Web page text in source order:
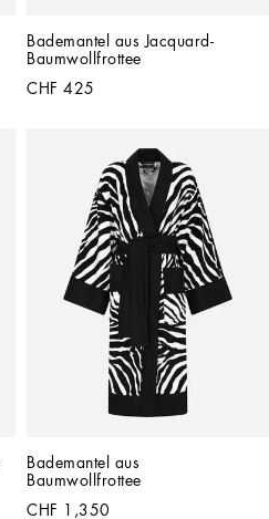
Bademantel aus Jacquard-
Baumwollfrottee
CHF 425
Bademantel aus
Baumwollfrottee
CHF 1,350